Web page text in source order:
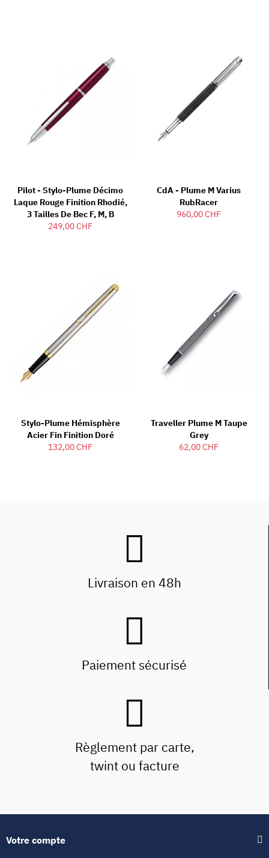
Pilot - Stylo-Plume Décimo
Laque Rouge Finition Rhodié,
3 Tailles De Bec F, M, B
249,00 CHF
CdA - Plume M Varius
RubRacer
960,00 CHF
Stylo-Plume Hémisphère
Acier Fin Finition Doré
132,00 CHF
Traveller Plume M Taupe
Grey
62,00 CHF
Livraison en 48h
Paiement sécurisé
Règlement par carte,
twint ou facture
Votre compte